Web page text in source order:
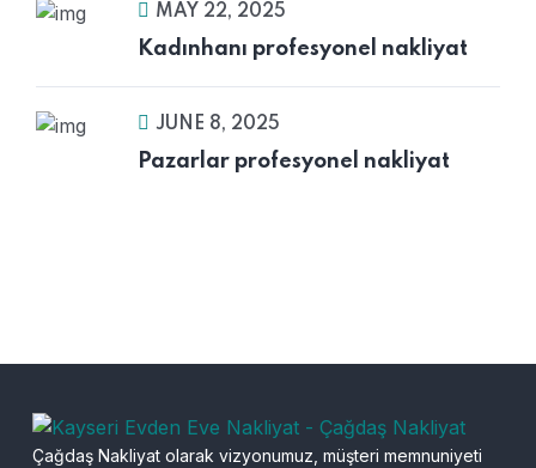
MAY 22, 2025
Kadınhanı profesyonel nakliyat
JUNE 8, 2025
Pazarlar profesyonel nakliyat
Çağdaş Nakliyat olarak vizyonumuz, müşteri memnuniyeti